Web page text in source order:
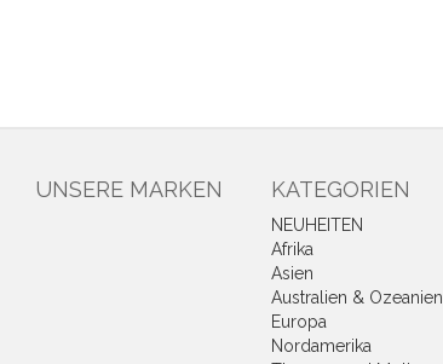
UNSERE MARKEN KATEGORIEN
NEUHEITEN
Afrika
Asien
Australien & Ozeanien
Europa
Nordamerika